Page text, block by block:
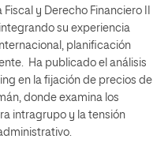
y Derecho Financiero II
su experiencia
planificación
Ha publicado el análisis
en la fijación de precios de
donde examina los
intragrupo y la tensión